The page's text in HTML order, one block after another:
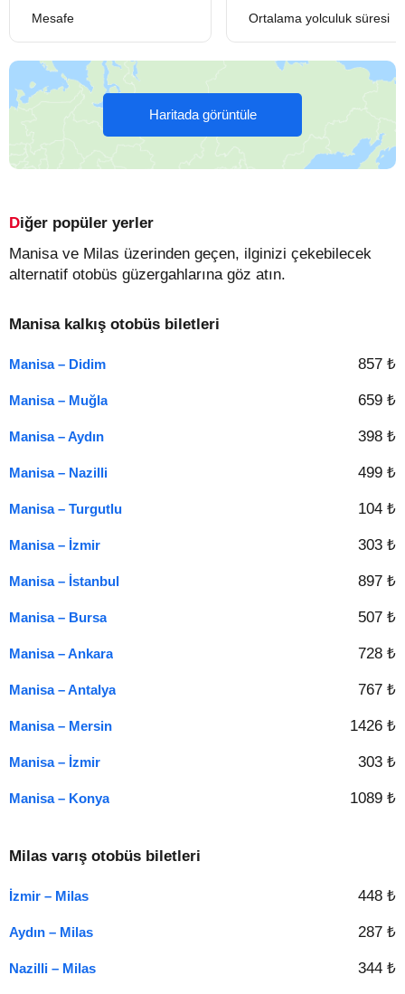
Mesafe Ortalama yolculuk süresi
Haritada görüntüle
Diğer popüler yerler
Manisa ve Milas üzerinden geçen, ilginizi çekebilecek
alternatif otobüs güzergahlarına göz atın.
Manisa kalkış otobüs biletleri
Manisa – Didim 857 ₺
Manisa – Muğla 659 ₺
Manisa – Aydın 398 ₺
Manisa – Nazilli 499 ₺
Manisa – Turgutlu 104 ₺
Manisa – İzmir 303 ₺
Manisa – İstanbul 897 ₺
Manisa – Bursa 507 ₺
Manisa – Ankara 728 ₺
Manisa – Antalya 767 ₺
Manisa – Mersin 1426 ₺
Manisa – İzmir 303 ₺
Manisa – Konya 1089 ₺
Milas varış otobüs biletleri
İzmir – Milas 448 ₺
Aydın – Milas 287 ₺
Nazilli – Milas 344 ₺